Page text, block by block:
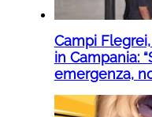
Campi
in Campania:
emergenza,